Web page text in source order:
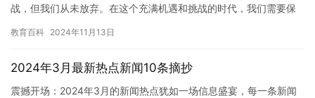
战，但我们从未放弃。在这个充满机遇和挑战的时代，我们需要保
想，而…
教育百科 2024年11月13日
2024年3月最新热点新闻10条摘抄
震撼开场：2024年3月的新闻热点犹如一场信息盛宴，每一条新闻